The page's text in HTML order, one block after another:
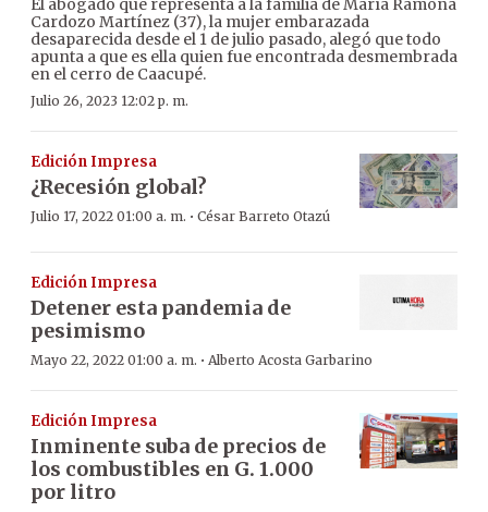
El abogado que representa a la familia de María Ramona
Cardozo Martínez (37), la mujer embarazada
desaparecida desde el 1 de julio pasado, alegó que todo
apunta a que es ella quien fue encontrada desmembrada
en el cerro de Caacupé.
Julio 26, 2023 12:02 p. m.
Edición Impresa
¿Recesión global?
Julio 17, 2022 01:00 a. m. · César Barreto Otazú
Edición Impresa
Detener esta pandemia de
pesimismo
Mayo 22, 2022 01:00 a. m. · Alberto Acosta Garbarino
Edición Impresa
Inminente suba de precios de
los combustibles en G. 1.000
por litro